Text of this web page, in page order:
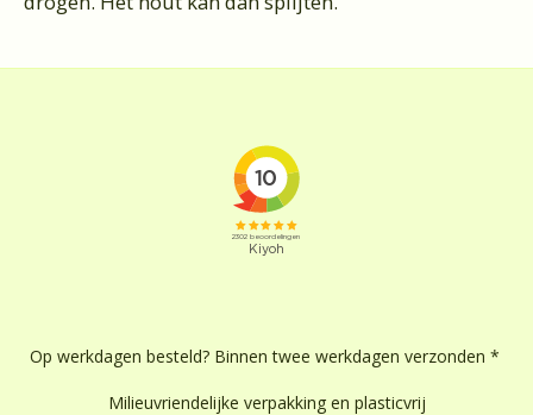
Op werkdagen besteld? Binnen twee werkdagen verzonden *
Milieuvriendelijke verpakking en plasticvrij